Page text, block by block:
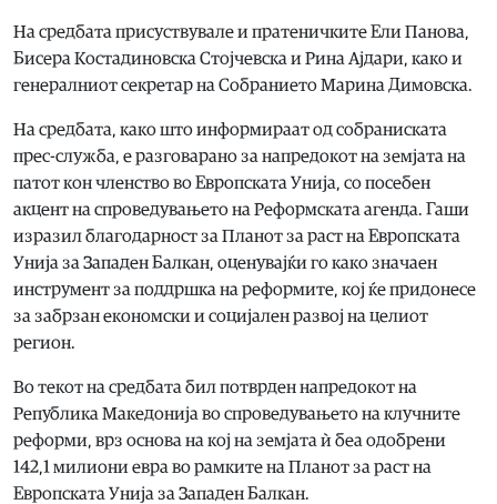
На средбата присуствувале и пратеничките Ели Панова,
Бисера Костадиновска Стојчевска и Рина Ајдари, како и
генералниот секретар на Собранието Марина Димовска.
На средбата, како што информираат од собраниската
прес-служба, е разговарано за напредокот на земјата на
патот кон членство во Европската Унија, со посебен
акцент на спроведувањето на Реформската агенда. Гаши
изразил благодарност за Планот за раст на Европската
Унија за Западен Балкан, оценувајќи го како значаен
инструмент за поддршка на реформите, кој ќе придонесе
за забрзан економски и социјален развој на целиот
регион.
Во текот на средбата бил потврден напредокот на
Република Македонија во спроведувањето на клучните
реформи, врз основа на кој на земјата ѝ беа одобрени
142,1 милиони евра во рамките на Планот за раст на
Европската Унија за Западен Балкан.